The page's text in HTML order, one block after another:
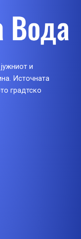
и
Источната
градтско